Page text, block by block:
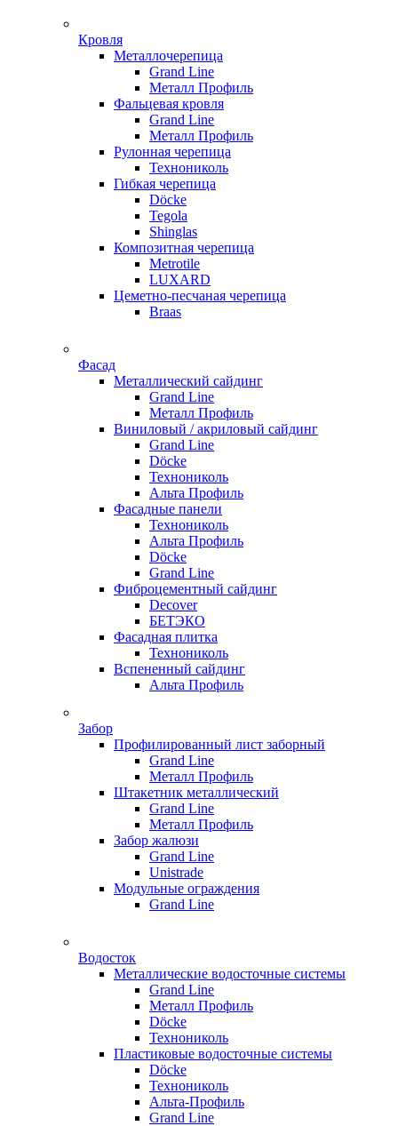
Кровля
Металлочерепица
Grand Line
Металл Профиль
Фальцевая кровля
Grand Line
Металл Профиль
Рулонная черепица
Технониколь
Гибкая черепица
Döсkе
Tegola
Shinglas
Композитная черепица
Metrotile
LUXARD
Цеметно-песчаная черепица
Braas
Фасад
Металлический сайдинг
Grand Line
Металл Профиль
Виниловый / акриловый сайдинг
Grand Line
Döсkе
Технониколь
Альта Профиль
Фасадные панели
Технониколь
Альта Профиль
Döсkе
Grand Line
Фиброцементный сайдинг
Decover
БЕТЭКО
Фасадная плитка
Технониколь
Вспененный сайдинг
Альта Профиль
Забор
Профилированный лист заборный
Grand Line
Металл Профиль
Штакетник металлический
Grand Line
Металл Профиль
Забор жалюзи
Grand Line
Unistrade
Модульные ограждения
Grand Line
Водосток
Металлические водосточные системы
Grand Line
Металл Профиль
Döсkе
Технониколь
Пластиковые водосточные системы
Döcke
Технониколь
Альта-Профиль
Grand Line